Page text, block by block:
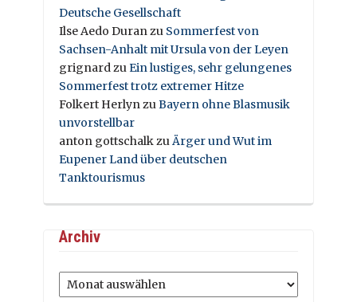
Deutsche Gesellschaft
Ilse Aedo Duranzu Sommerfest von
Sachsen-Anhalt mit Ursula von der Leyen
grignardzuEin lustiges, sehr gelungenes
Sommerfest trotz extremer Hitze
Folkert HerlynzuBayern ohne Blasmusik
unvorstellbar
anton gottschalkzuÄrger und Wut im
Eupener Land über deutschen
Tanktourismus
Archiv
Archiv